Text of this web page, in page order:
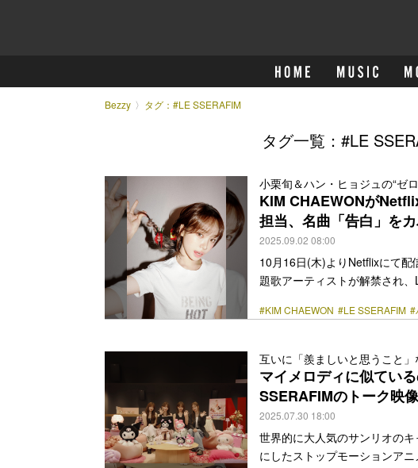
Bezzy タグ：#LE SSERAFIM
タグ一覧：#LE
小栗旬＆ハン・ヒョジュの“ゼ
KIM CHAEWONが
担当、名曲「告白」を
2025.09.02 08:00
10月16日(木)よりNetflixにて
題歌アーティストが解禁され
ち』は、30〜40代の大人の純
られない”という恋愛には絶望
ミカルに描く。 13年ぶりに王
理由から人と握手さえ交わせ
href="https://bezzy.jp/2025/09/
#KIM CHAEWON #LE SSERAFIM #
互いに「羨ましいと思うこと
マイメロディに似てい
SSERAFIMのトーク映
2025.07.30 18:00
世界的に大人気のサンリオの
にしたストップモーションア